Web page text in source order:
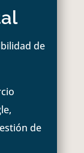
de
de